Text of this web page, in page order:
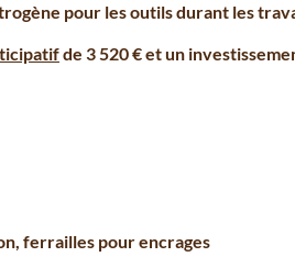
pour les outils durant les
de 3 520 € et un
ferrailles pour encrages